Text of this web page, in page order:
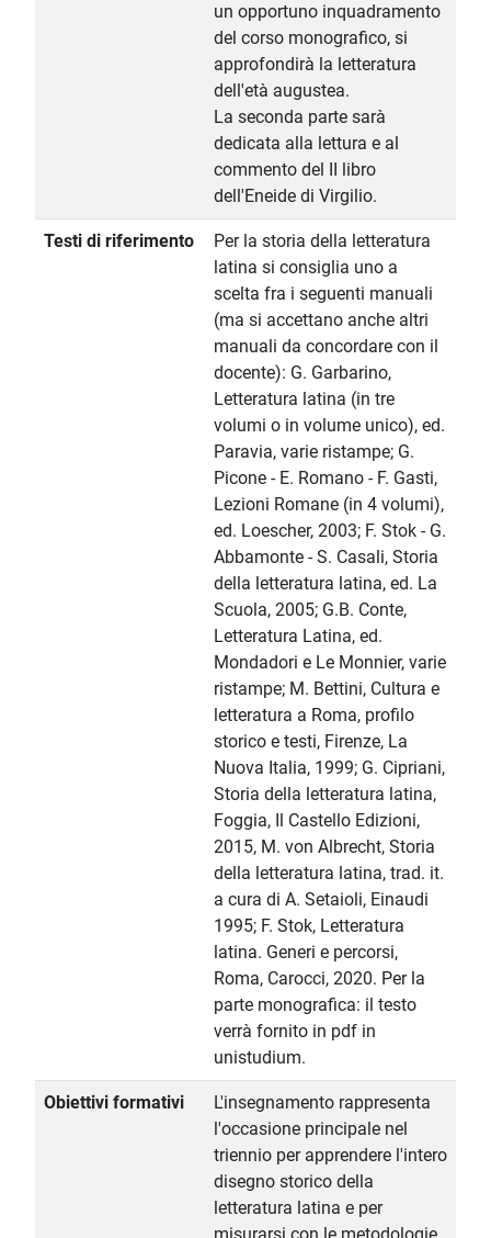
un opportuno inquadramento
del corso monografico, si
approfondirà la letteratura
dell'età augustea.
La seconda parte sarà
dedicata alla lettura e al
commento del II libro
dell'Eneide di Virgilio.
Testi di riferimento
Per la storia della letteratura
latina si consiglia uno a
scelta fra i seguenti manuali
(ma si accettano anche altri
manuali da concordare con il
docente): G. Garbarino,
Letteratura latina (in tre
volumi o in volume unico), ed.
Paravia, varie ristampe; G.
Picone - E. Romano - F. Gasti,
Lezioni Romane (in 4 volumi),
ed. Loescher, 2003; F. Stok - G.
Abbamonte - S. Casali, Storia
della letteratura latina, ed. La
Scuola, 2005; G.B. Conte,
Letteratura Latina, ed.
Mondadori e Le Monnier, varie
ristampe; M. Bettini, Cultura e
letteratura a Roma, profilo
storico e testi, Firenze, La
Nuova Italia, 1999; G. Cipriani,
Storia della letteratura latina,
Foggia, Il Castello Edizioni,
2015, M. von Albrecht, Storia
della letteratura latina, trad. it.
a cura di A. Setaioli, Einaudi
1995; F. Stok, Letteratura
latina. Generi e percorsi,
Roma, Carocci, 2020. Per la
parte monografica: il testo
verrà fornito in pdf in
unistudium.
Obiettivi formativi
L'insegnamento rappresenta
l'occasione principale nel
triennio per apprendere l'intero
disegno storico della
letteratura latina e per